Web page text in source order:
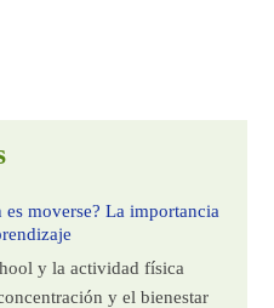
moverse? La importancia
y la actividad física
y el bienestar